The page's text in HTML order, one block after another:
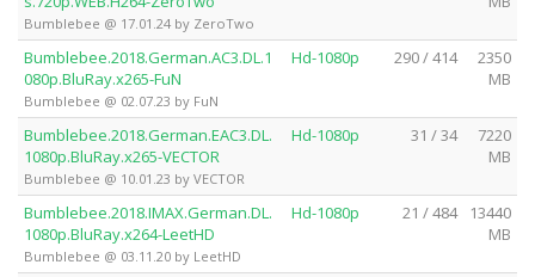
Bumblebee @ 17.01.24 by ZeroTwo
Bumblebee.2018.German.AC3.DL.1
080p.BluRay.x265-FuN
Bumblebee @ 02.07.23 by FuN
Hd-1080p 290 / 414
2350
MB
Bumblebee.2018.German.EAC3.DL.
1080p.BluRay.x265-VECTOR
Bumblebee @ 10.01.23 by VECTOR
Hd-1080p 31 / 34
7220
MB
Bumblebee.2018.IMAX.German.DL.
1080p.BluRay.x264-LeetHD
Bumblebee @ 03.11.20 by LeetHD
Hd-1080p 21 / 484
13440
MB